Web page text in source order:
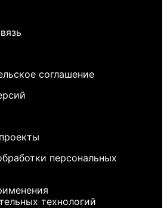
соглашение
персональных
технологий